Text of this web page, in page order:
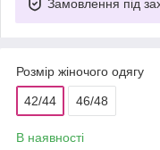
Замовлення під
Розмір жіночого одягу
42/44 46/48
В наявності